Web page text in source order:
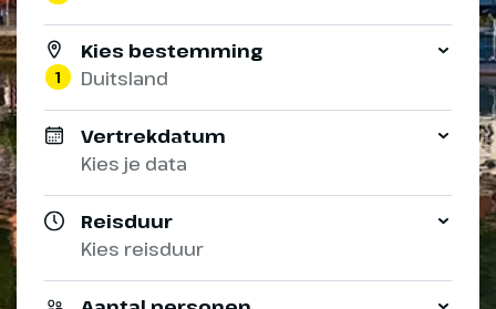
Kies bestemming
1 Duitsland
Vertrekdatum
Kies je data
Reisduur
Kies reisduur